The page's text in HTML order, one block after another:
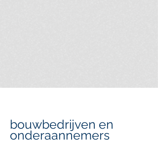
bouwbedrijven en
onderaannemers